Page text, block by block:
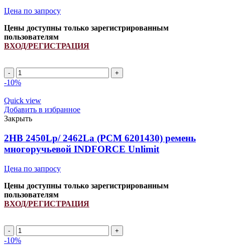
Цена по запросу
Цены доступны только зарегистрированным
пользователям
ВХОД/РЕГИСТРАЦИЯ
2HB
2350Lp/
(PCM
6201383)
ремень
многоручьевой
INDFORCE
Strongest
quantity
-10%
Quick view
Добавить в избранное
Закрыть
2HB 2450Lp/ 2462La (PCM 6201430) ремень
многоручьевой INDFORCE Unlimit
Цена по запросу
Цены доступны только зарегистрированным
пользователям
ВХОД/РЕГИСТРАЦИЯ
2HB
2450Lp/
-10%